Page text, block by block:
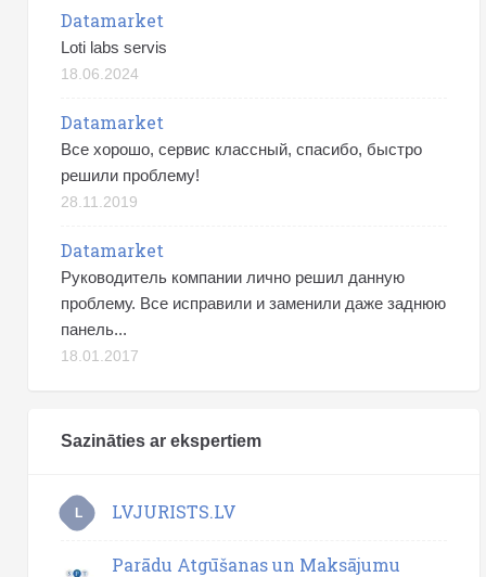
Datamarket
Loti labs servis
18.06.2024
Datamarket
Все хорошо, сервис классный, спасибо, быстро
решили проблему!
28.11.2019
Datamarket
Руководитель компании лично решил данную
проблему. Все исправили и заменили даже заднюю
панель...
18.01.2017
Sazināties ar ekspertiem
L LVJURISTS.LV
Parādu Atgūšanas un Maksājumu